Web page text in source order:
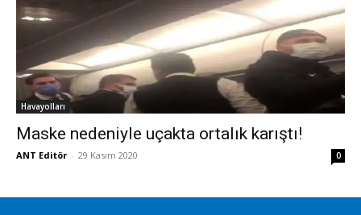
Havayolları
Maske nedeniyle uçakta ortalık karıştı!
ANT Editör - 29 Kasım 2020 0